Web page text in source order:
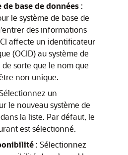
base de données :
le système de base de
des informations
affecte un identificateur
(OCID) au système de
sorte que le nom que
non unique.
un
le nouveau système de
la liste. Par défaut, le
est sélectionné.
: Sélectionnez